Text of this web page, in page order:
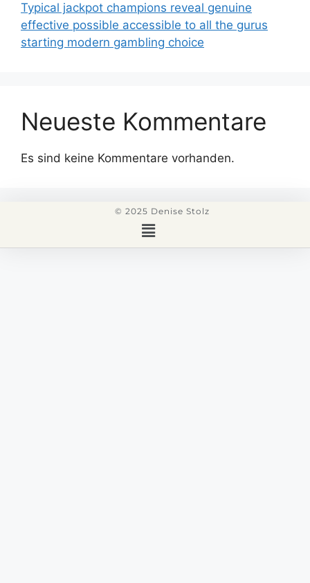
Typical jackpot champions reveal genuine
effective possible accessible to all the gurus
starting modern gambling choice
Neueste Kommentare
Es sind keine Kommentare vorhanden.
© 2025 Denise Stolz